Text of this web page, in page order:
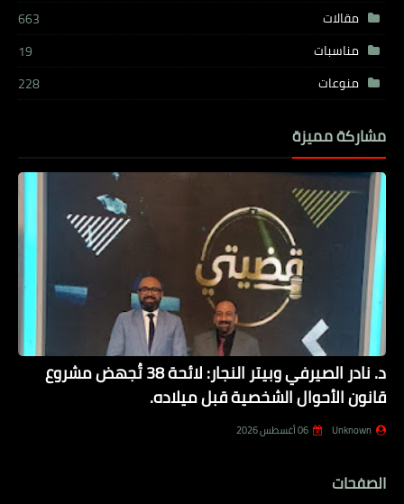
مقالات
663
مناسبات
19
منوعات
228
مشاركة مميزة
د. نادر الصيرفي وبيتر النجار: لائحة 38 تُجهض مشروع
قانون الأحوال الشخصية قبل ميلاده.
Unknown 06 أغسطس 2026
الصفحات